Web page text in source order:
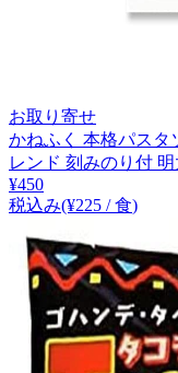
お取り寄せ
かねふく 本格パスタ
レンド 刻みのり付
¥450
税込み(¥225 / 食)